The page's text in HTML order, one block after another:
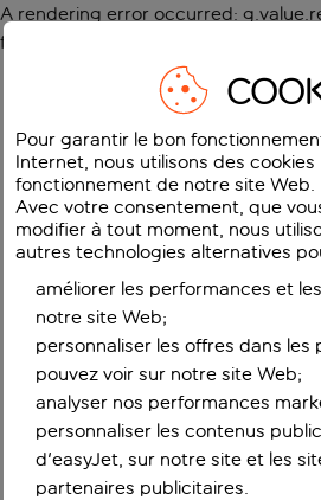
A rendering error occurred:
function
Pour garantir le bon
Internet, nous utilisons des cookies
fonctionnement de notre site Web.
Avec votre consentement, que
modifier à tout moment, nous
autres technologies alternatives
améliorer les performances et
notre site Web;
personnaliser les offres dans les
pouvez voir sur notre site Web;
analyser nos performances
personnaliser les contenus
d'easyJet, sur notre site et les
partenaires publicitaires.